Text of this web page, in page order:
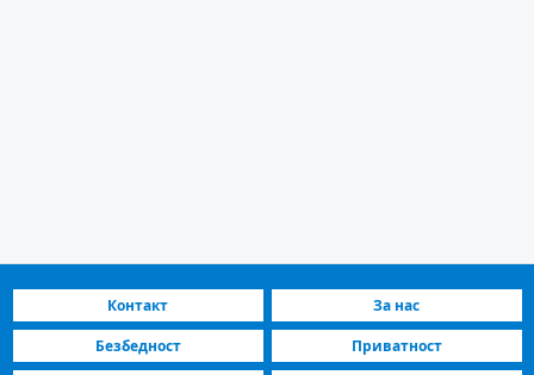
Контакт
За нас
Безбедност
Приватност